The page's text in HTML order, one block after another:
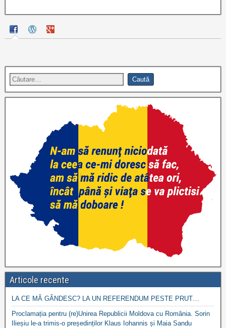
Articole recente
LA CE MĂ GÂNDESC? LA UN REFERENDUM PESTE PRUT…
Proclamația pentru (re)Unirea Republicii Moldova cu România. Sorin
Ilieșiu le-a trimis-o președinților Klaus Iohannis și Maia Sandu